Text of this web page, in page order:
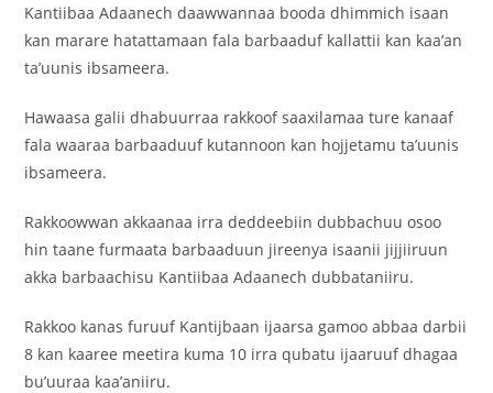
‎Kantiibaa Adaanech daawwannaa booda dhimmich isaan
kan marare hatattamaan fala barbaaduf kallattii kan kaa’an
ta’uunis ibsameera.
‎Hawaasa galii dhabuurraa rakkoof saaxilamaa ture kanaaf
fala waaraa barbaaduuf kutannoon kan hojjetamu ta’uunis
ibsameera.
‎Rakkoowwan akkaanaa irra deddeebiin dubbachuu osoo
hin taane furmaata barbaaduun jireenya isaanii jijjiiruun
akka barbaachisu Kantiibaa Adaanech dubbataniiru.
‎Rakkoo kanas furuuf Kantijbaan ijaarsa gamoo abbaa darbii
8 kan kaaree meetira kuma 10 irra qubatu ijaaruuf dhagaa
bu’uuraa kaa’aniiru.